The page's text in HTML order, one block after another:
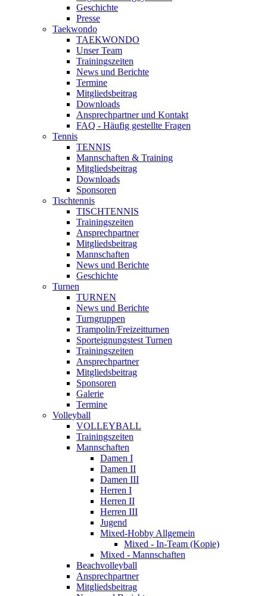
Geschichte
Presse
Taekwondo
TAEKWONDO
Unser Team
Trainingszeiten
News und Berichte
Termine
Mitgliedsbeitrag
Downloads
Ansprechpartner und Kontakt
FAQ - Häufig gestellte Fragen
Tennis
TENNIS
Mannschaften & Training
Mitgliedsbeitrag
Downloads
Sponsoren
Tischtennis
TISCHTENNIS
Trainingszeiten
Ansprechpartner
Mitgliedsbeitrag
Mannschaften
News und Berichte
Geschichte
Turnen
TURNEN
News und Berichte
Turngruppen
Trampolin/Freizeitturnen
Sporteignungstest Turnen
Trainingszeiten
Ansprechpartner
Mitgliedsbeitrag
Sponsoren
Galerie
Termine
Volleyball
VOLLEYBALL
Trainingszeiten
Mannschaften
Damen I
Damen II
Damen III
Herren I
Herren II
Herren III
Jugend
Mixed-Hobby Allgemein
Mixed - In-Team (Kopie)
Mixed - Mannschaften
Beachvolleyball
Ansprechpartner
Mitgliedsbeitrag